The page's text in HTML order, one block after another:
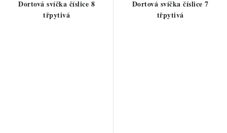
Dortová svíčka číslice 8
třpytivá
Dortová svíčka číslice 7
třpytivá